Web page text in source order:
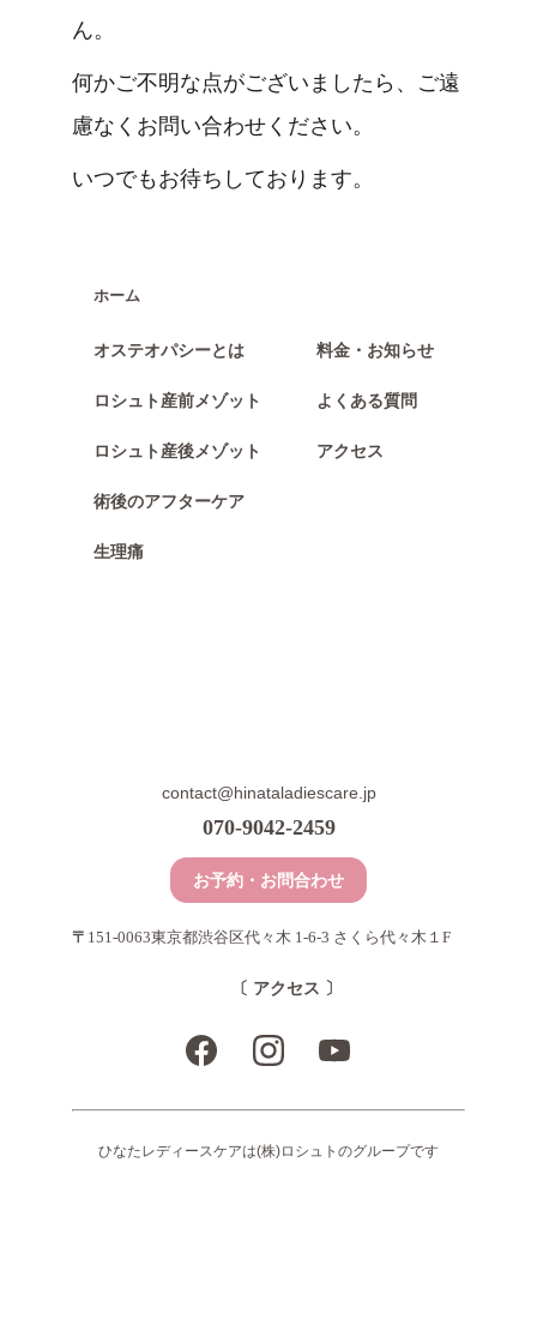
ん。
何かご不明な点がございましたら、ご遠
慮なくお問い合わせください。
いつでもお待ちしております。
〒 151-0063東京都渋谷区代々木 1-6-3 さくら代々木１F
contact@hinataladiescare.jp
070-9042-2459
ひなたレディースケアは(株)ロシュトのグループです
お予約・お問合わせ
〔 アクセス 〕
ホーム
オステオパシーとは
ロシュト産前メゾット
ロシュト産後メゾット
術後のアフターケア
生理痛
料金・お知らせ
よくある質問
アクセス